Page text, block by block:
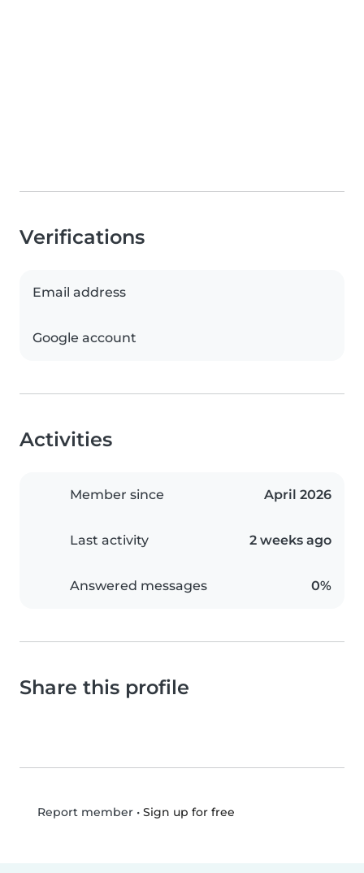
Verifications
Email address
Google account
Activities
Member since April 2026
Last activity 2 weeks ago
Answered messages 0%
Share this profile
Report member• Sign up for free